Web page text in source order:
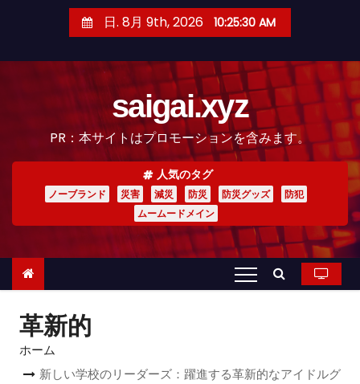
日. 8月 9th, 2026 10:25:31 AM
saigai.xyz
PR：本サイトはプロモーションを含みます。
人気のタグ
ノーブランド 災害 減災 防災 防災グッズ
防犯
ムームードメイン
革新的
ホーム
新しい学校のリーダーズ：躍進する革新的なアイドルグ